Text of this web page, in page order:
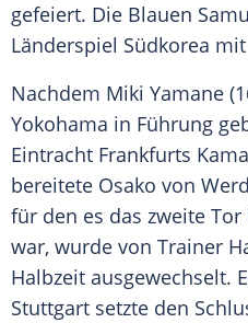
gefeiert. Die Blauen
Länderspiel Südkorea mit
Nachdem Miki Yamane
Yokohama in Führung
Eintracht Frankfurts
bereitete Osako von
für den es das zweite
war, wurde von Trainer
Halbzeit ausgewechselt.
Stuttgart setzte den